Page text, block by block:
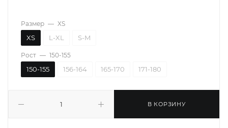
В КОРЗИНУ
Размер — XS
XS L-XL S-M
Рост — 150-155
150-155 156-164 165-170 171-180